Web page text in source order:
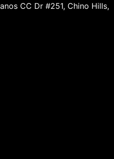
CC Dr #251, Chino Hills,